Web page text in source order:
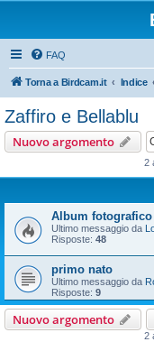
FAQ
Torna a Birdcam.it Indice
Zaffiro e Bellablu
Nuovo argomento
2
Album fotografico
Ultimo messaggio da
Risposte: 48
primo nato
Ultimo messaggio da
Risposte: 9
Nuovo argomento
2